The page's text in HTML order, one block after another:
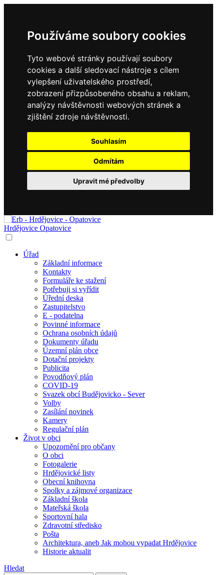
Používáme soubory cookies
Tyto webové stránky používají soubory
cookies a další sledovací nástroje s cílem
vylepšení uživatelského prostředí,
zobrazení přizpůsobeného obsahu a reklam,
analýzy návštěvnosti webových stránek a
zjištění zdroje návštěvnosti.
Souhlasím
Odmítám
Upravit mé předvolby
Hrdějovice Opatovice
Úřad
Základní informace
Kontakty
Formuláře ke stažení
Potřebuji si vyřídit
Úřední deska
Zastupitelstvo
E - podatelna
Povinné informace
Ochrana osobních údajů
Dokumenty úřadu
Územní plán obce
Dotační projekty
Publicita
Povodňový plán
COVID-19
Svazek obcí Budějovicko - Sever
Volby
Zasílání novinek
Kamery
Regulační plán
Život v obci
Upozornění pro občany
O obci
Fotogalerie
Hrdějovické listy
Obecní knihovna
Spolky a zájmové organizace
Základní škola
Mateřská škola
Sportovní hala
Zdravotní středisko
Pošta
Architektura, aneb Jak mohou vypadat Hrdějovice
Historie aktualit
Hledat